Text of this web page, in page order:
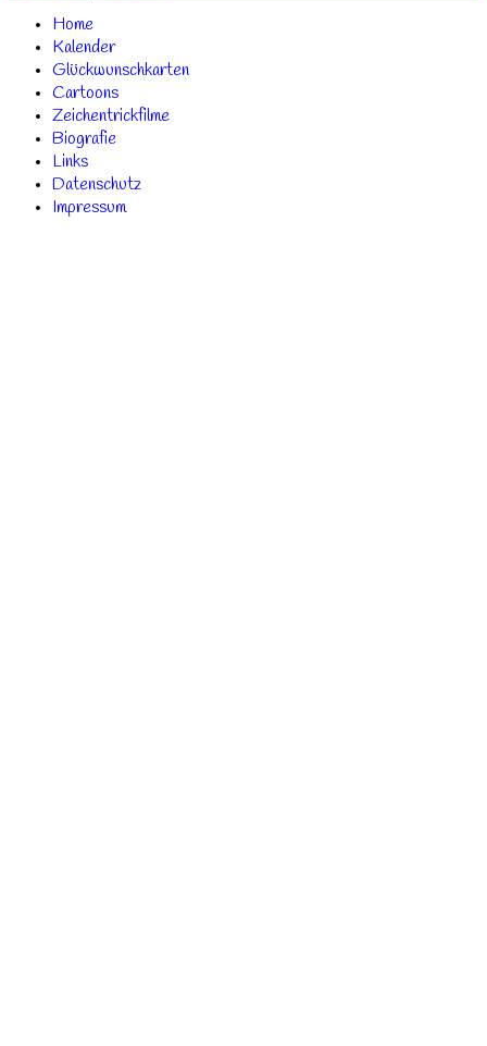
Home
Kalender
Glückwunschkarten
Cartoons
Zeichentrickfilme
Biografie
Links
Datenschutz
Impressum